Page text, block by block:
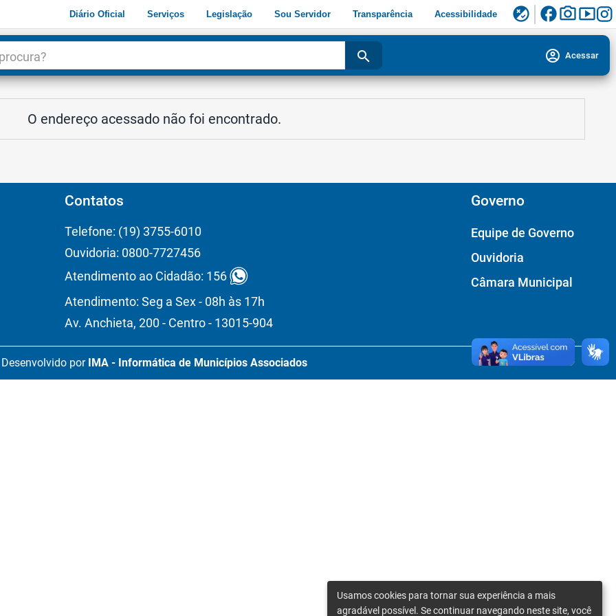
Diário Oficial Serviços Legislação Sou Servidor Transparência Acessibilidade flaky facebookphoto_camerasmart_display
search account_circle Acessar
O endereço acessado não foi encontrado.
Contatos
Telefone: (19) 3755-6010
Ouvidoria: 0800-7727456
Atendimento ao Cidadão: 156
Atendimento: Seg a Sex - 08h às 17h
Av. Anchieta, 200 - Centro - 13015-904
Governo
Equipe de Governo
Ouvidoria
Câmara Municipal
Desenvolvido por IMA - Informática de Municípios Associados
Usamos cookies para tornar sua experiência a mais
agradável possível. Se continuar navegando neste site, você